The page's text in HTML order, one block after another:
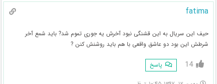
fatima
حیف این سریال به این قشنگی نبود آخرش یه جوری تموم شد? باید شمع آخر
شرطش این بود دو عاشق واقعی با هم باید روشنش کنن ?
14 پاسخ